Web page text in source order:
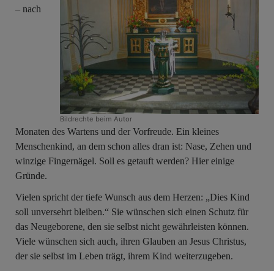
Bildrechte beim Autor
– nach
Monaten des Wartens und der Vorfreude. Ein kleines
Menschenkind, an dem schon alles dran ist: Nase, Zehen und
winzige Fingernägel. Soll es getauft werden? Hier einige
Gründe.
Vielen spricht der tiefe Wunsch aus dem Herzen: „Dies Kind
soll unversehrt bleiben.“ Sie wünschen sich einen Schutz für
das Neugeborene, den sie selbst nicht gewährleisten können.
Viele wünschen sich auch, ihren Glauben an Jesus Christus,
der sie selbst im Leben trägt, ihrem Kind weiterzugeben.